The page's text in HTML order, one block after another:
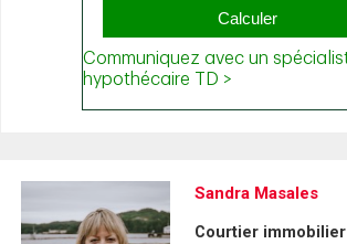
Sandra Masales
Courtier immobilier